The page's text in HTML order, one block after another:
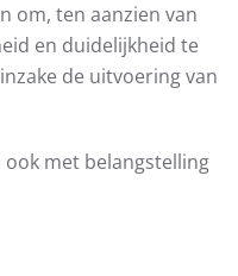
om, ten aanzien van
en duidelijkheid te
de uitvoering van
met belangstelling